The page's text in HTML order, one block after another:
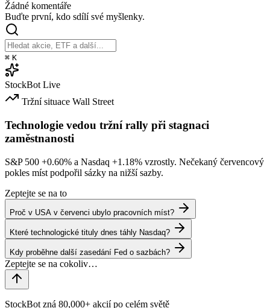
Žádné komentáře
Buďte první, kdo sdílí své myšlenky.
⌘ K
StockBot Live
Tržní situace Wall Street
Technologie vedou tržní rally při stagnaci
zaměstnanosti
S&P 500 +0.60% a Nasdaq +1.18% vzrostly. Nečekaný červencový
pokles míst podpořil sázky na nižší sazby.
Zeptejte se na to
Proč v USA v červenci ubylo pracovních míst?
Které technologické tituly dnes táhly Nasdaq?
Kdy proběhne další zasedání Fed o sazbách?
StockBot zná 80,000+ akcií po celém světě